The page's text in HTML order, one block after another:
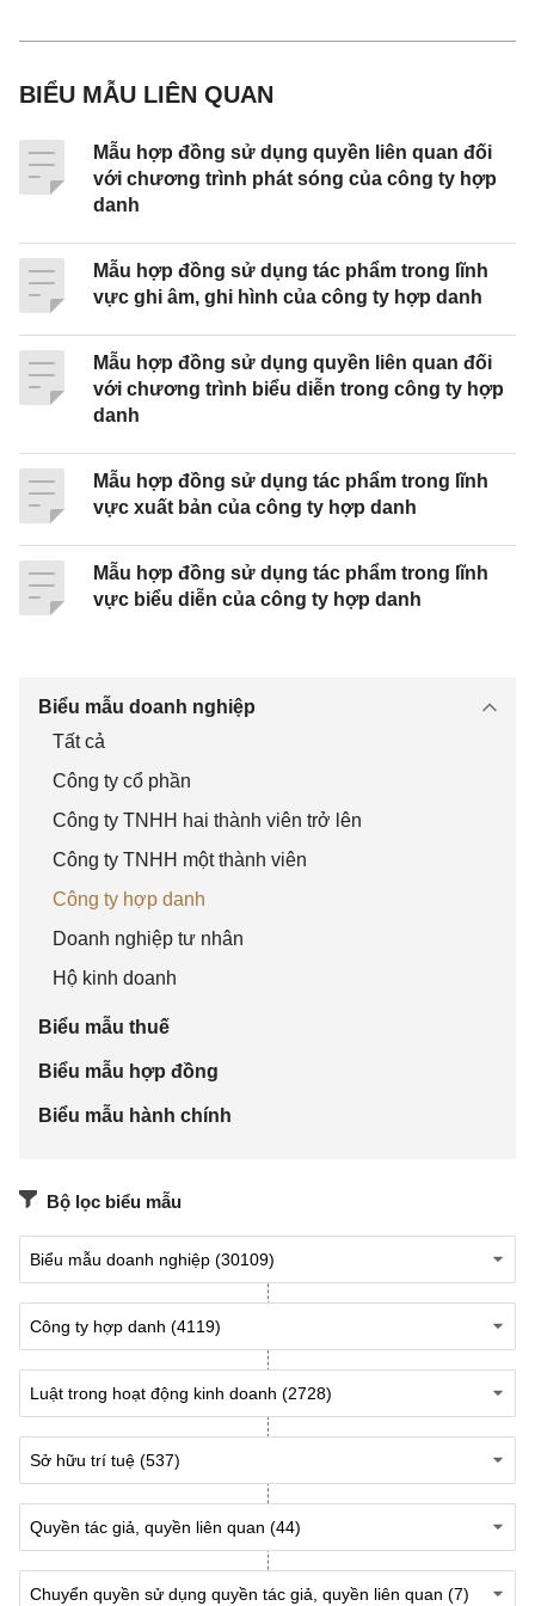
Bên sử dụng
tên :............................................................................
.............................
(Nếu là tổ chức thì ghi rõ chức vụ của người đại
diện, Giấy chứng nhận ĐKKD, ngày và nơi cấp)
Số CMTND……………....cấp
ngày….......tháng..........năm............tại.............
(Nếu là người nước ngoài thì ghi số Hộ chiếu, ngày
và nơi cấp)
Địa
chỉ..............................................................................
..................................
................................
Hai bên cùng thoả thuận và ký hợp đồng với các
điều khoản sau:
Điều1:Bên A đồng ýcho bên Bsản xuất bản
sao/phân phốibản ghi âm, ghi hình dưới đây:
hình:...........................................................................
.......
(Nếu sử dụng tác phẩm của người khác để sản xuất
bản ghi âm, ghi hình thì phải nêu rõ tên tác giả và
tên tác phẩm gốc, Hợp đồng, giấy phép sử dụng tác
Họ và tên (những người biểu diễn, đính
Chủ sở hữubản ghi âm, ghi
hình:...........................................................................
.....
Số Giấy chứng nhận đăng ký quyền liên quan
nếu
có)...........Cấp ngày.......tháng…...năm......
Phạm vi sử bản ghi âm, ghi hình:
……………………………………………………
(Đểsản xuấtbản sao bảnghi âm, ghi hìn,phátsóng,
BIỂU MẪU LIÊN QUAN
Mẫu hợp đồng sử dụng quyền liên quan đối
với chương trình phát sóng của công ty hợp
danh
Mẫu hợp đồng sử dụng tác phẩm trong lĩnh
vực ghi âm, ghi hình của công ty hợp danh
Mẫu hợp đồng sử dụng quyền liên quan đối
với chương trình biểu diễn trong công ty hợp
danh
Mẫu hợp đồng sử dụng tác phẩm trong lĩnh
vực xuất bản của công ty hợp danh
Mẫu hợp đồng sử dụng tác phẩm trong lĩnh
vực biểu diễn của công ty hợp danh
Biểu mẫu doanh nghiệp
Tất cả
Công ty cổ phần
Công ty TNHH hai thành viên trở lên
Công ty TNHH một thành viên
Công ty hợp danh
Doanh nghiệp tư nhân
Hộ kinh doanh
Biểu mẫu thuế
Biểu mẫu hợp đồng
Biểu mẫu hành chính
Bộ lọc biểu mẫu